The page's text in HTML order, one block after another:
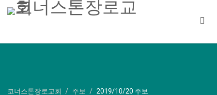
코너스톤장로교회 주보 2019/10/20 주보